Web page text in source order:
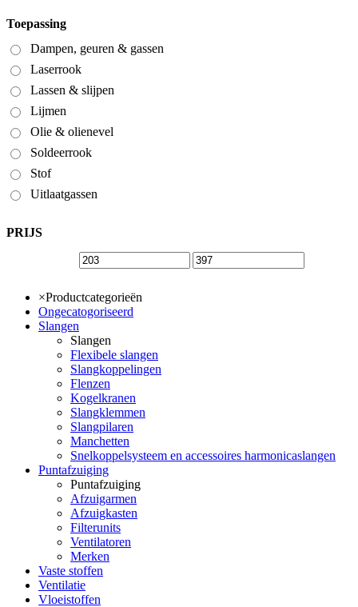
Toepassing
Dampen, geuren & gassen
Laserrook
Lassen & slijpen
Lijmen
Olie & olienevel
Soldeerrook
Stof
Uitlaatgassen
PRIJS
×Productcategorieën
Ongecatogoriseerd
Slangen
Slangen
Flexibele slangen
Slangkoppelingen
Flenzen
Kogelkranen
Slangklemmen
Slangpilaren
Manchetten
Snelkoppelsysteem en accessoires harmonicaslangen
Puntafzuiging
Puntafzuiging
Afzuigarmen
Afzuigkasten
Filterunits
Ventilatoren
Merken
Vaste stoffen
Ventilatie
Vloeistoffen